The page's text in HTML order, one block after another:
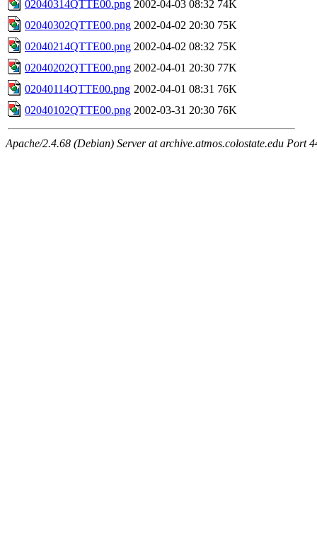
02040314QTTE00.png 2002-04-03 08:32 74K
02040302QTTE00.png 2002-04-02 20:30 75K
02040214QTTE00.png 2002-04-02 08:32 75K
02040202QTTE00.png 2002-04-01 20:30 77K
02040114QTTE00.png 2002-04-01 08:31 76K
02040102QTTE00.png 2002-03-31 20:30 76K
Apache/2.4.68 (Debian) Server at archive.atmos.colostate.edu Port